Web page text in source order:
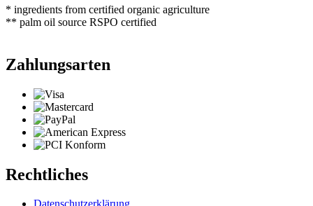
* ingredients from certified organic agriculture
** palm oil source RSPO certified
Zahlungsarten
Rechtliches